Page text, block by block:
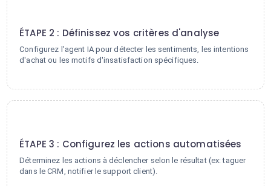
ÉTAPE 2 : Définissez vos critères d'analyse
Configurez l'agent IA pour détecter les sentiments, les intentions
d'achat ou les motifs d'insatisfaction spécifiques.
ÉTAPE 3 : Configurez les actions automatisées
Déterminez les actions à déclencher selon le résultat (ex: taguer
dans le CRM, notifier le support client).